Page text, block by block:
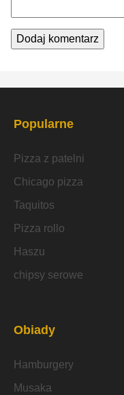
Popularne
Pizza z patelni
Chicago pizza
Taquitos
Pizza rollo
Haszu
chipsy serowe
Obiady
Hamburgery
Musaka